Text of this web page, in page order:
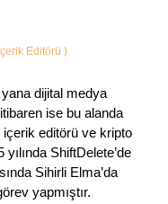
Editörü )
dijital medya
ise bu alanda
editörü ve kripto
ShiftDelete’de
Sihirli Elma’da
yapmıştır.